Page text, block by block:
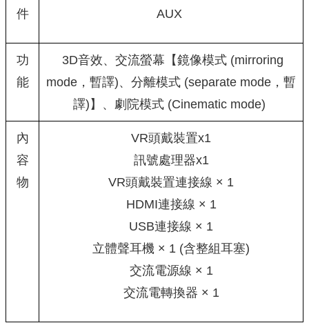
件
AUX
功
能
3D音效、交流螢幕【鏡像模式 (mirroring
mode，暫譯)、分離模式 (separate mode，暫
譯)】、劇院模式 (Cinematic mode)
內
容
物
VR頭戴裝置x1
訊號處理器x1
VR頭戴裝置連接線 × 1
HDMI連接線 × 1
USB連接線 × 1
立體聲耳機 × 1 (含整組耳塞)
交流電源線 × 1
交流電轉換器 × 1